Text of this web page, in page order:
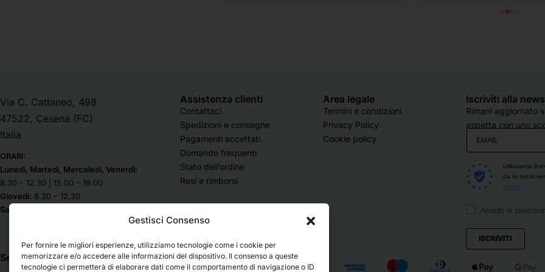
Gestisci Consenso
Per fornire le migliori esperienze, utilizziamo tecnologie come i cookie per
memorizzare e/o accedere alle informazioni del dispositivo. Il consenso a queste
tecnologie ci permetterà di elaborare dati come il comportamento di navigazione o ID
Via C. Cattaneo, 498
47522, Cesena (FC)
Italia
ORARI:
Lunedì, Martedì, Mercoledì, Venerdì:
8.30 – 12.30 | 15.00 – 19.00
Giovedì: 8.30 – 12.30
Sabato & Domenica chiuso
Seguici su
Assistenza clienti
Contattaci
Spedizioni e consegne
Pagamenti accettati
Domande frequenti
Stato dell’ordine
Resi e rimborsi
Area legale
Termini e condizioni
Privacy Policy
Cookie policy
Iscriviti alla
Rimani aggiornato
aspetta con uno
Utilizziamo
da te forniti
Brevo.
Accetto le
ISCRIVITI